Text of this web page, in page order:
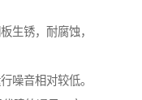
生锈，耐腐蚀，
噪音相对较低。